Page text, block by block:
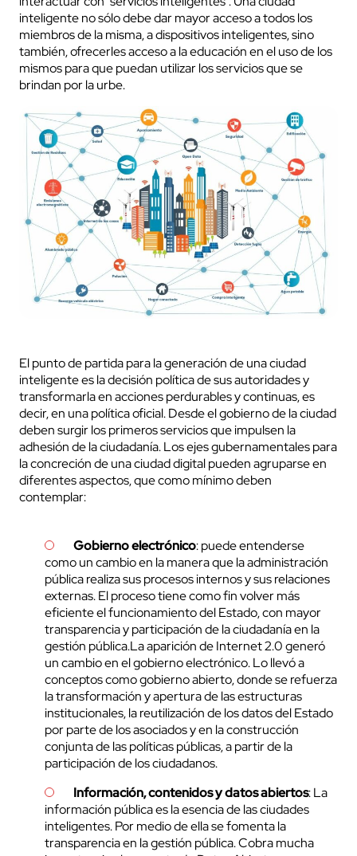
inteligente no sólo debe dar mayor acceso a todos los
miembros de la misma, a dispositivos inteligentes, sino
también, ofrecerles acceso a la educación en el uso de los
mismos para que puedan utilizar los servicios que se
brindan por la urbe.
El punto de partida para la generación de una ciudad
inteligente es la decisión política de sus autoridades y
transformarla en acciones perdurables y continuas, es
decir, en una política oficial. Desde el gobierno de la ciudad
deben surgir los primeros servicios que impulsen la
adhesión de la ciudadanía. Los ejes gubernamentales para
la concreción de una ciudad digital pueden agruparse en
diferentes aspectos, que como mínimo deben
contemplar:
Gobierno electrónico: puede entenderse
como un cambio en la manera que la administración
pública realiza sus procesos internos y sus relaciones
externas. El proceso tiene como fin volver más
eficiente el funcionamiento del Estado, con mayor
transparencia y participación de la ciudadanía en la
gestión pública.La aparición de Internet 2.0 generó
un cambio en el gobierno electrónico. Lo llevó a
conceptos como gobierno abierto, donde se refuerza
la transformación y apertura de las estructuras
institucionales, la reutilización de los datos del Estado
por parte de los asociados y en la construcción
conjunta de las políticas públicas, a partir de la
participación de los ciudadanos.
Información, contenidos y datos abiertos: La
información pública es la esencia de las ciudades
inteligentes. Por medio de ella se fomenta la
transparencia en la gestión pública. Cobra mucha